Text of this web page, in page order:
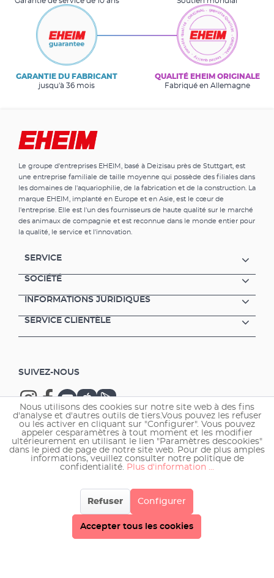
GARANTIE DU FABRICANT
jusqu'à 36 mois
QUALITÉ EHEIM ORIGINALE
Fabriqué en Allemagne
Le groupe d'entreprises EHEIM, basé à Deizisau près de Stuttgart, est
une entreprise familiale de taille moyenne qui possède des filiales dans
les domaines de l'aquariophilie, de la fabrication et de la construction. La
marque EHEIM, implanté en Europe et en Asie, est le cœur de
l'entreprise. Elle est l'un des fournisseurs de haute qualité sur le marché
des animaux de compagnie et est reconnue dans le monde entier pour
la qualité, le service et l'innovation.
SERVICE
SOCIÉTÉ
INFORMATIONS JURIDIQUES
SERVICE CLIENTÈLE
SUIVEZ-NOUS
Copyright © 2026 EHEIM GmbH & Co. KG.
Nous utilisons des cookies sur notre site web à des fins
d'analyse et d'autres outils de tiers.Vous pouvez les refuser
ou les activer en cliquant sur "Configurer". Vous pouvez
appeler cesparamètres à tout moment et les modifier
ultérieurement en utilisant le lien "Paramètres descookies"
dans le pied de page de notre site web. Pour de plus amples
informations, veuillez consulter notre politique de
confidentialité. Plus d'information ...
Refuser Configurer
Accepter tous les cookies